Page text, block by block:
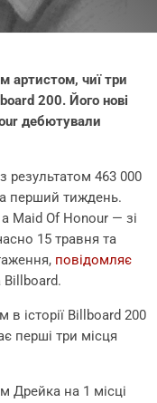
артистом, чиї три
200. Його нові
дебютували
результатом 463 000
перший тиждень.
Maid Of Honour — зі
15 травня та
повідомляє
Billboard.
історії Billboard 200
перші три місця
Дрейка на 1 місці